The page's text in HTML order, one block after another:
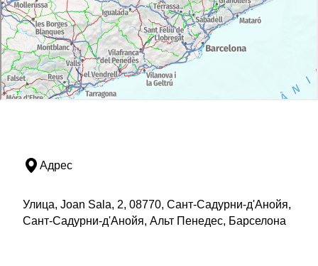
Адрес
Улица, Joan Sala, 2, 08770, Сант-Садурни-д'Анойя,
Сант-Садурни-д'Анойя, Альт Пенедес, Барселона